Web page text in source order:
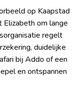
op Kaapstad
om lange
regelt
duidelijke
bij Addo of een
en ontspannen